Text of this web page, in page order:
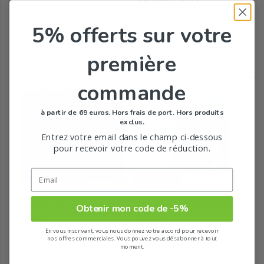
Prix
7,49€
Symbiosys Alflorex+ SII
Biocodex
GAVIDigest Constipation 60
5% offerts sur votre
première
commande
à partir de 69 euros. Hors frais de port. Hors produits
exclus.
Entrez votre email dans le champ ci-dessous
pour recevoir votre code de réduction.
Obtenir mon code de -5%
En vous inscrivant, vous nous donnez votre accord pour recevoir
nos offres commerciales. Vous pouvez vous désabonner à tout
moment.